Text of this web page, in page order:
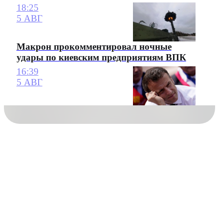
18:25
5 АВГ
Макрон прокомментировал ночные
удары по киевским предприятиям ВПК
16:39
5 АВГ